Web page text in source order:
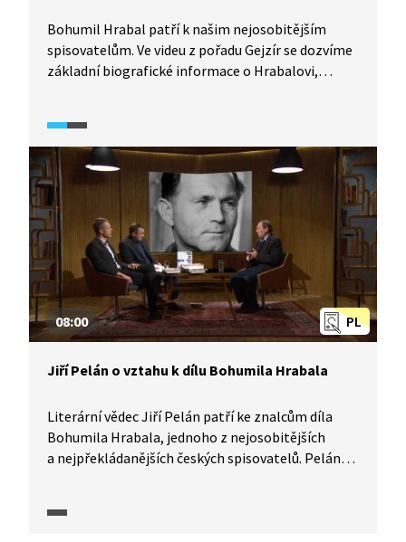
Bohumil Hrabal patří k našim nejosobitějším
spisovatelům. Ve videu z pořadu Gejzír se dozvíme
základní biografické informace o Hrabalovi,
děl.
PL
08:00
Jiří Pelán o vztahu k dílu Bohumila Hrabala
Literární vědec Jiří Pelán patří ke znalcům díla
Bohumila Hrabala, jednoho z nejosobitějších
a nejpřekládanějších českých spisovatelů. Pelán
vyšly v nakladatelství Mladá fronta. V rozhovoru